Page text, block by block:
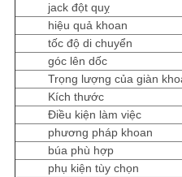
jack đột quỵ
hiệu quả khoan
tốc độ di chuyển
góc lên dốc
Trọng lượng của giàn
Kích thước
Điều kiện làm việc
phương pháp khoan
búa phù hợp
phụ kiện tùy chọn